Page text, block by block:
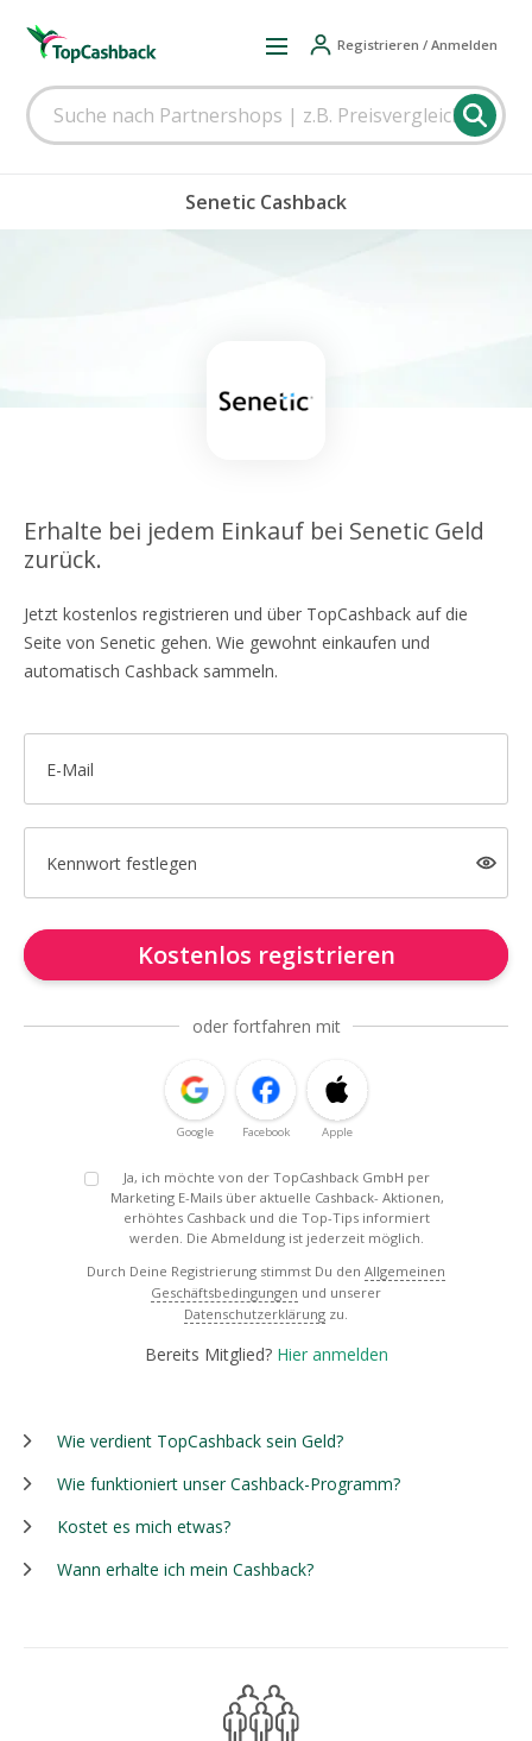
Registrieren / Anmelden
Senetic Cashback
Erhalte bei jedem Einkauf bei Senetic Geld
zurück.
Jetzt kostenlos registrieren und über TopCashback auf die
Seite von Senetic gehen. Wie gewohnt einkaufen und
automatisch Cashback sammeln.
E-Mail
Kennwort festlegen
Kostenlos registrieren
oder fortfahren mit
Google Facebook Apple
Ja, ich möchte von der TopCashback GmbH per
Marketing E-Mails über aktuelle Cashback- Aktionen,
erhöhtes Cashback und die Top-Tips informiert
werden. Die Abmeldung ist jederzeit möglich.
Durch Deine Registrierung stimmst Du den Allgemeinen
Geschäftsbedingungen und unserer
Datenschutzerklärung zu.
Bereits Mitglied? Hier anmelden
Wie verdient TopCashback sein Geld?
Wie funktioniert unser Cashback-Programm?
Kostet es mich etwas?
Wann erhalte ich mein Cashback?